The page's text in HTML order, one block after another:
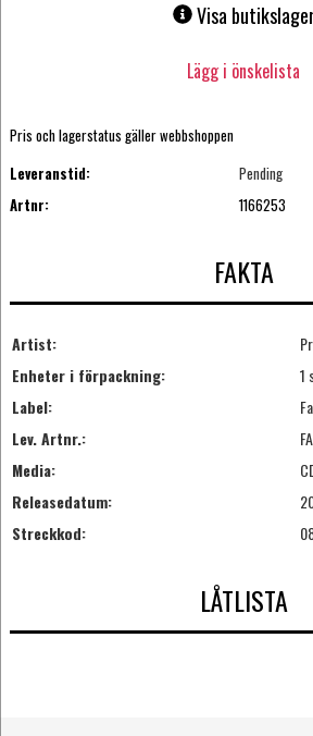
Visa
Lägg i önskelista
Pris och lagerstatus gäller webbshoppen
Leveranstid:
Pending
Artnr:
1166253
FAKTA
Artist:
Enheter i förpackning:
1
Label:
Lev. Artnr.:
Media:
Releasedatum:
Streckkod:
LÅTLISTA